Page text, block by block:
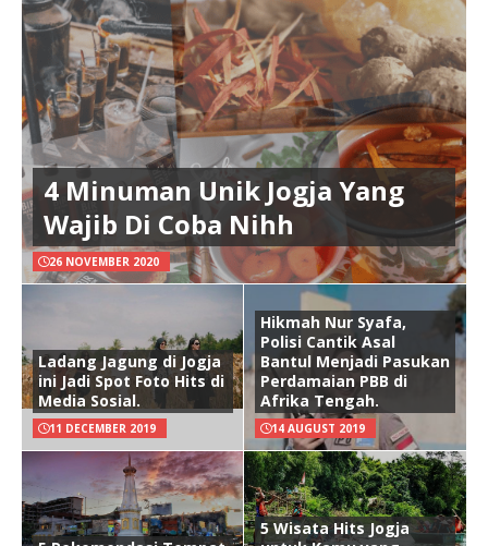
4 Minuman Unik Jogja Yang
Wajib Di Coba Nihh
26 NOVEMBER 2020
Ladang Jagung di Jogja
ini Jadi Spot Foto Hits di
Media Sosial.
11 DECEMBER 2019
Hikmah Nur Syafa,
Polisi Cantik Asal
Bantul Menjadi Pasukan
Perdamaian PBB di
Afrika Tengah.
14 AUGUST 2019
5 Wisata Hits Jogja